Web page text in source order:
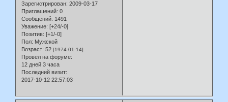
Зарегистрирован: 2009-03-17
Приглашений: 0
Сообщений: 1491
Уважение: [+24/-0]
Позитив: [+1/-0]
Пол: Мужской
Возраст: 52 [1974-01-14]
Провел на форуме:
12 дней 3 часа
Последний визит:
2017-10-12 22:57:03